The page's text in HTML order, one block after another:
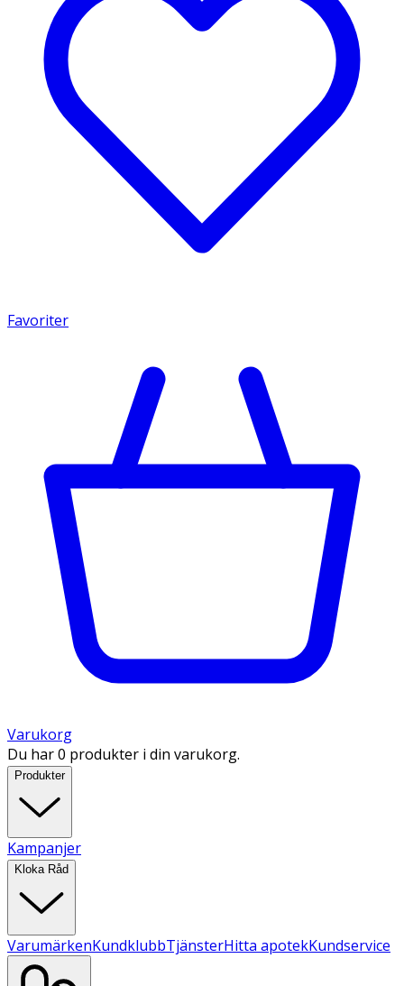
Favoriter
Varukorg
Du har 0 produkter i din varukorg.
Produkter
Kampanjer
Kloka Råd
VarumärkenKundklubbTjänsterHitta apotekKundservice